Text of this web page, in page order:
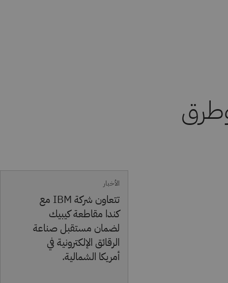
الأخبار
تتعاون شركة IBM مع
كندا مقاطعة كيبيك
لضمان مستقبل صناعة
الرقائق الإلكترونية في
أمريكا الشمالية.